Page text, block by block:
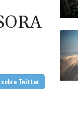
sobre Twitter